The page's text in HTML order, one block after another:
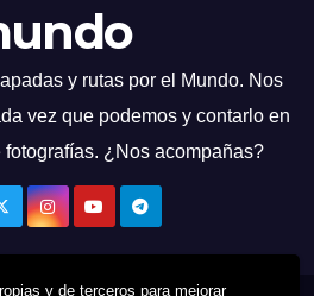
y de terceros para mejorar
y rutas por el Mundo. Nos
vez que podemos y contarlo en
¿Nos acompañas?